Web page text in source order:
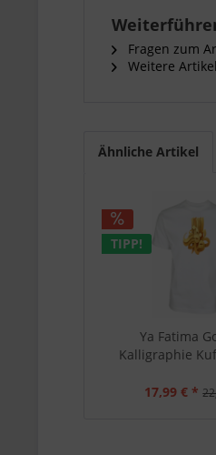
Fragen zum
Weitere
Ähnliche Artikel
TIPP!
Ya Fatima
Kalligraphie
17,99 € *